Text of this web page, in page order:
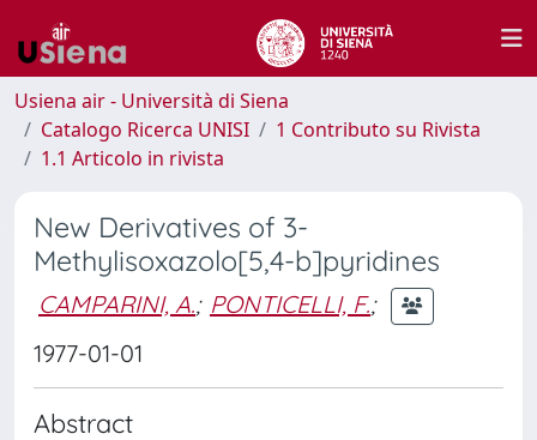
Usiena air - Università di Siena
Catalogo Ricerca UNISI
1 Contributo su Rivista
1.1 Articolo in rivista
New Derivatives of 3-
Methylisoxazolo[5,4-b]pyridines
CAMPARINI, A.; PONTICELLI, F.;
1977-01-01
Abstract